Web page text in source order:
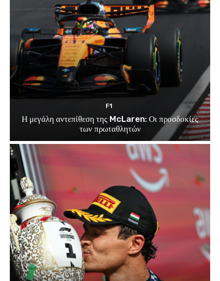
F1
Η μεγάλη αντεπίθεση της McLaren: Οι προσδοκίες
των πρωταθλητών